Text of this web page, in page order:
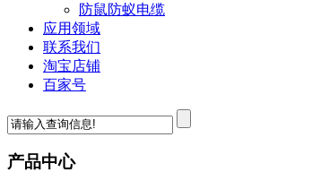
防鼠防蚁电缆
应用领域
联系我们
淘宝店铺
百家号
产品中心